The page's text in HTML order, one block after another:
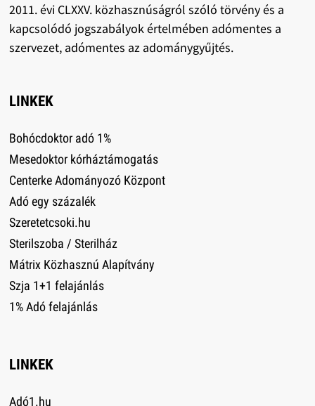
2011. évi CLXXV. közhasznúságról szóló törvény és a
kapcsolódó jogszabályok értelmében adómentes a
szervezet, adómentes az adománygyűjtés.
LINKEK
Bohócdoktor adó 1%
Mesedoktor kórháztámogatás
Centerke Adományozó Központ
Adó egy százalék
Szeretetcsoki.hu
Sterilszoba / Sterilház
Mátrix Közhasznú Alapítvány
Szja 1+1 felajánlás
1% Adó felajánlás
LINKEK
Adó1.hu